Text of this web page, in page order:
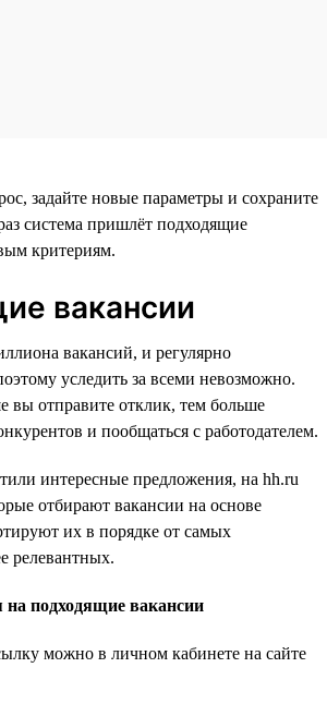
задайте новые параметры и сохраните
система пришлёт подходящие
критериям.
вакансии
вакансий, и регулярно
уследить за всеми невозможно.
вы отправите отклик, тем больше
и пообщаться с работодателем.
интересные предложения, на hh.ru
отбирают вакансии на основе
их в порядке от самых
релевантных.
на подходящие вакансии
можно в личном кабинете на сайте